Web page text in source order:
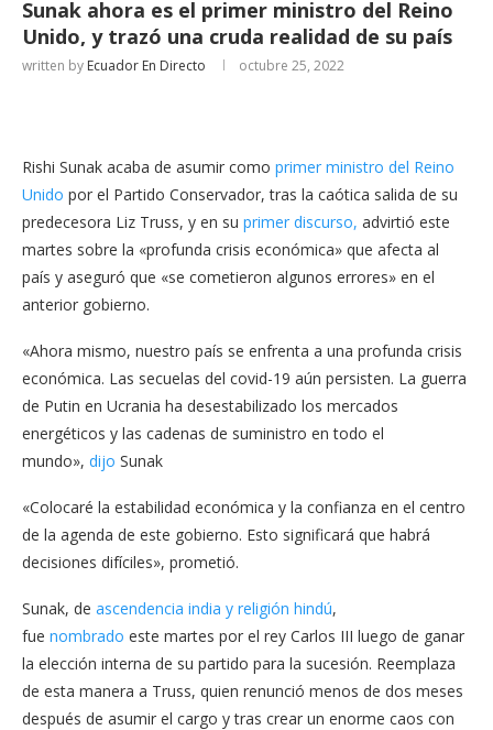
Sunak ahora es el primer ministro del Reino
Unido, y trazó una cruda realidad de su país
written by Ecuador En Directo octubre 25, 2022
Rishi Sunak acaba de asumir como primer ministro del Reino
Unido por el Partido Conservador, tras la caótica salida de su
predecesora Liz Truss, y en su primer discurso, advirtió este
martes sobre la «profunda crisis económica» que afecta al
país y aseguró que «se cometieron algunos errores» en el
anterior gobierno.
«Ahora mismo, nuestro país se enfrenta a una profunda crisis
económica. Las secuelas del covid-19 aún persisten. La guerra
de Putin en Ucrania ha desestabilizado los mercados
energéticos y las cadenas de suministro en todo el
mundo», dijo Sunak
«Colocaré la estabilidad económica y la confianza en el centro
de la agenda de este gobierno. Esto significará que habrá
decisiones difíciles», prometió.
Sunak, de ascendencia india y religión hindú,
fue nombrado este martes por el rey Carlos III luego de ganar
la elección interna de su partido para la sucesión. Reemplaza
de esta manera a Truss, quien renunció menos de dos meses
después de asumir el cargo y tras crear un enorme caos con